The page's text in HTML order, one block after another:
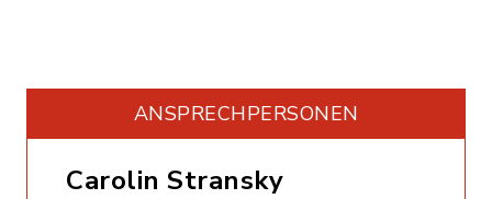
ANSPRECHPERSONEN
Carolin Stransky